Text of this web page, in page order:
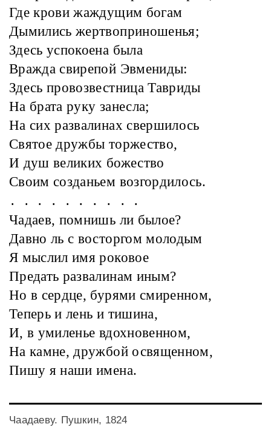
Где крови жаждущим богам
Дымились жертвоприношенья;
Здесь успокоена была
Вражда свирепой Эвмениды:
Здесь провозвестница Тавриды
На брата руку занесла;
На сих развалинах свершилось
Святое дружбы торжество,
И душ великих божество
Своим созданьем возгордилось.
. . . . . . . . . .
Чадаев, помнишь ли былое?
Давно ль с восторгом молодым
Я мыслил имя роковое
Предать развалинам иным?
Но в сердце, бурями смиренном,
Теперь и лень и тишина,
И, в умиленье вдохновенном,
На камне, дружбой освященном,
Пишу я наши имена.
Чаадаеву. Пушкин, 1824